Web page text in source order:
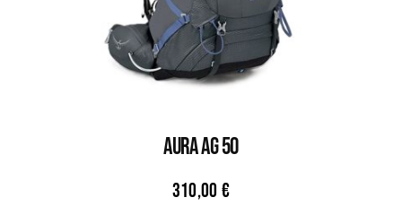
AURA AG 50
310,00 €